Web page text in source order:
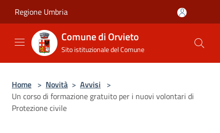
Regione Umbria
Comune di Orvieto
Sito istituzionale del Comune
Home > Novità > Avvisi >
Un corso di formazione gratuito per i nuovi volontari di
Protezione civile